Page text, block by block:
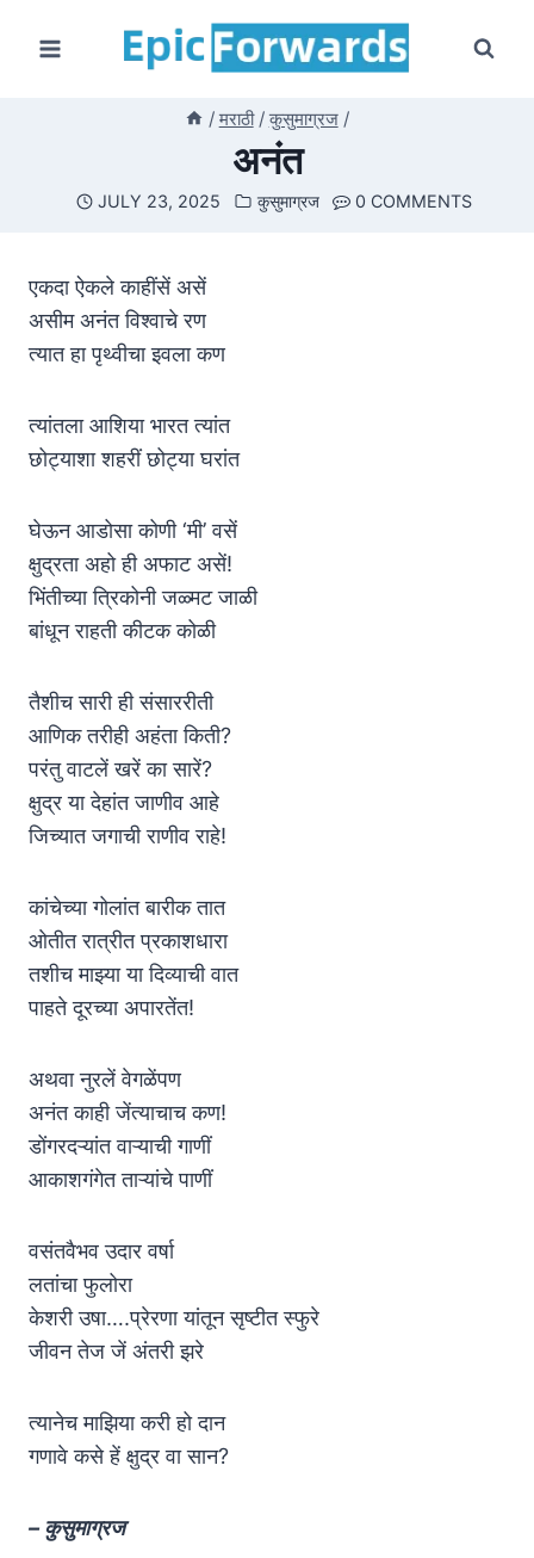
/ मराठी / कुसुमाग्रज /
अनंत
JULY 23, 2025 कुसुमाग्रज 0 COMMENTS
एकदा ऐकले काहींसें असें
असीम अनंत विश्वाचे रण
त्यात हा पृथ्वीचा इवला कण
त्यांतला आशिया भारत त्यांत
छोट्याशा शहरीं छोट्या घरांत
घेऊन आडोसा कोणी ‘मी’ वसें
क्षुद्रता अहो ही अफाट असें!
भिंतीच्या त्रिकोनी जळ्मट जाळी
बांधून राहती कीटक कोळी
तैशीच सारी ही संसाररीती
आणिक तरीही अहंता किती?
परंतु वाटलें खरें का सारें?
क्षुद्र या देहांत जाणीव आहे
जिच्यात जगाची राणीव राहे!
कांचेच्या गोलांत बारीक तात
ओतीत रात्रीत प्रकाशधारा
तशीच माझ्या या दिव्याची वात
पाहते दूरच्या अपारतेंत!
अथवा नुरलें वेगळेंपण
अनंत काही जेंत्याचाच कण!
डोंगरदऱ्यांत वाऱ्याची गाणीं
आकाशगंगेत ताऱ्यांचे पाणीं
वसंतवैभव उदार वर्षा
लतांचा फुलोरा
केशरी उषा….प्रेरणा यांतून सृष्टीत स्फुरे
जीवन तेज जें अंतरी झरे
त्यानेच माझिया करी हो दान
गणावे कसे हें क्षुद्र वा सान?
– कुसुमाग्रज